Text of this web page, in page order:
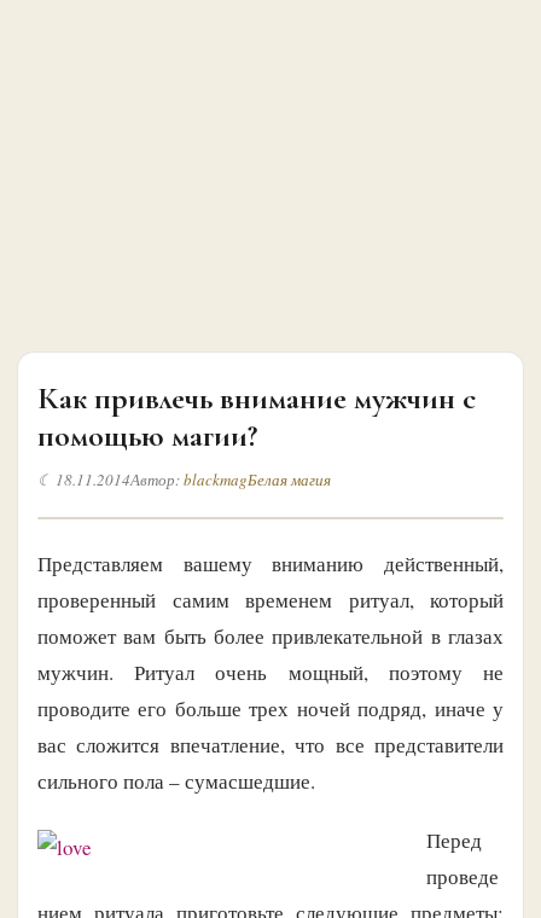
Как привлечь внимание мужчин с
помощью магии?
☾ 18.11.2014Автор:blackmagБелая магия
Представляем вашему вниманию действенный,
проверенный самим временем ритуал, который
поможет вам быть более привлекательной в глазах
мужчин. Ритуал очень мощный, поэтому не
проводите его больше трех ночей подряд, иначе у
вас сложится впечатление, что все представители
сильного пола – сумасшедшие.
Перед
проведе
нием ритуала приготовьте следующие предметы: